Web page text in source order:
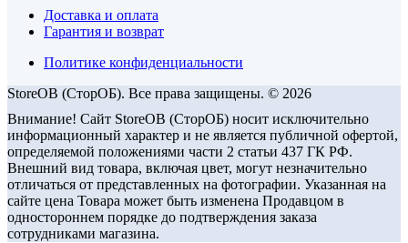
Доставка и оплата
Гарантия и возврат
Политике конфиденциальности
StoreOB (CторОБ). Все права защищены. © 2026
Внимание! Сайт StoreOB (СторОБ) носит исключительно
информационный характер и не является публичной офертой,
определяемой положениями части 2 статьи 437 ГК РФ.
Внешний вид товара, включая цвет, могут незначительно
отличаться от представленных на фотографии. Указанная на
сайте цена Товара может быть изменена Продавцом в
одностороннем порядке до подтверждения заказа
сотрудниками магазина.